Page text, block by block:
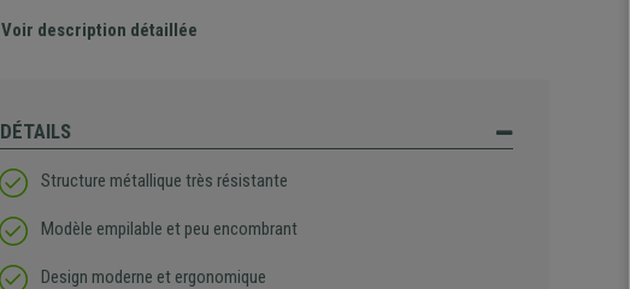
Voir description détaillée
DÉTAILS
Structure métallique très résistante
Modèle empilable et peu encombrant
Design moderne et ergonomique